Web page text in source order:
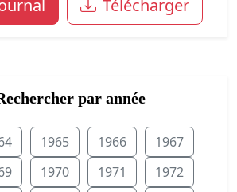
Télécharger
par année
1965 1966
1967
1970 1971
1972